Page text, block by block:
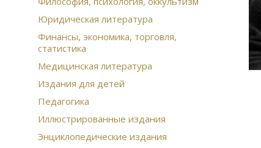
Юридическая литература
Финансы, экономика, торговля,
статистика
Медицинская литература
Издания для детей
Педагогика
Иллюстрированные издания
Энциклопедические издания